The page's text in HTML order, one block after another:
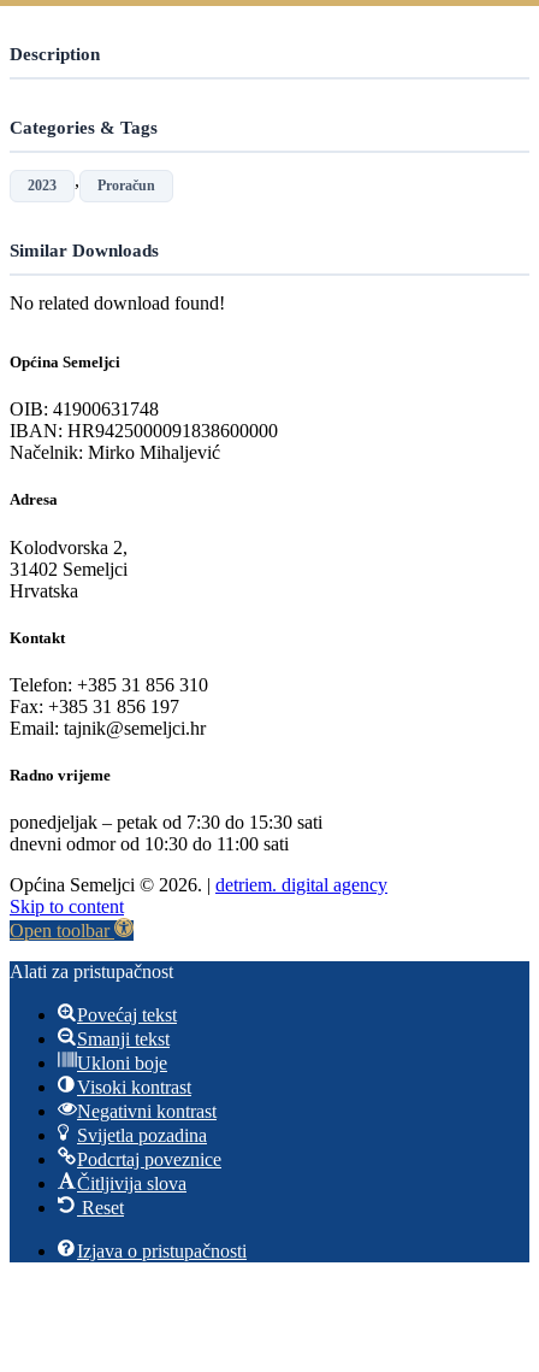
Description
Categories & Tags
2023 , Proračun
Similar Downloads
No related download found!
Općina Semeljci
OIB: 41900631748
IBAN: HR9425000091838600000
Načelnik: Mirko Mihaljević
Adresa
Kolodvorska 2,
31402 Semeljci
Hrvatska
Kontakt
Telefon: +385 31 856 310
Fax: +385 31 856 197
Email: tajnik@semeljci.hr
Radno vrijeme
ponedjeljak – petak od 7:30 do 15:30 sati
dnevni odmor od 10:30 do 11:00 sati
Općina Semeljci © 2026. | detriem. digital agency
Skip to content
Open toolbar
Alati za pristupačnost
Povećaj tekst
Smanji tekst
Ukloni boje
Visoki kontrast
Negativni kontrast
Svijetla pozadina
Podcrtaj poveznice
Čitljivija slova
Reset
Izjava o pristupačnosti